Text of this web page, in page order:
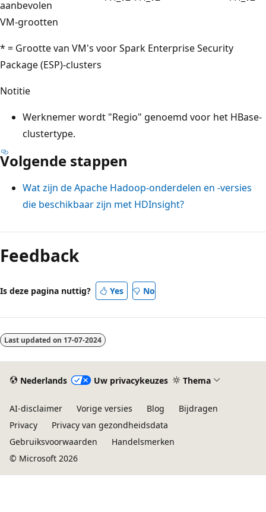
aanbevolen
VM-grootten
* = Grootte van VM's voor Spark Enterprise Security
Package (ESP)-clusters
Notitie
Werknemer wordt "Regio" genoemd voor het HBase-
clustertype.
Volgende stappen
Wat zijn de Apache Hadoop-onderdelen en -versies
die beschikbaar zijn met HDInsight?
Feedback
Is deze pagina nuttig? Yes No
Last updated on 17-07-2024
Nederlands Uw privacykeuzes Thema
AI-disclaimer Vorige versies Blog
Bijdragen
Privacy
Privacy van gezondheidsdata
Gebruiksvoorwaarden
Handelsmerken
© Microsoft 2026